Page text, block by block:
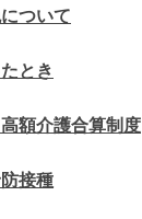
ついて
とき
額介護合算制度
接種